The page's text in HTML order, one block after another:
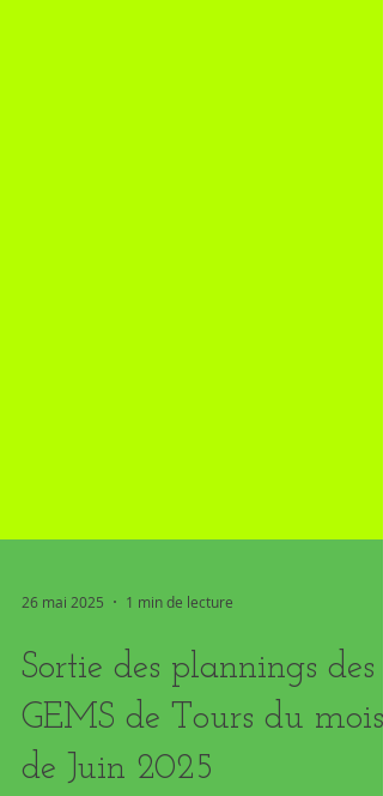
26 mai 2025 1 min de lecture
Sortie des plannings des
GEMS de Tours du mois